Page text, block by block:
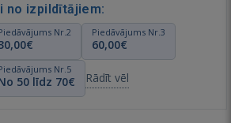
no izpildītājiem:
Nr.2 Piedāvājums Nr.3
60,00€
Nr.5
50 līdz 70€ Rādīt vēl